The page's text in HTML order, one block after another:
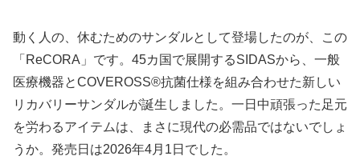
動く人の、休むためのサンダルとして登場したのが、この
「ReCORA」です。45カ国で展開するSIDASから、一般
医療機器とCOVEROSS®抗菌仕様を組み合わせた新しい
リカバリーサンダルが誕生しました。一日中頑張った足元
を労わるアイテムは、まさに現代の必需品ではないでしょ
うか。発売日は2026年4月1日でした。